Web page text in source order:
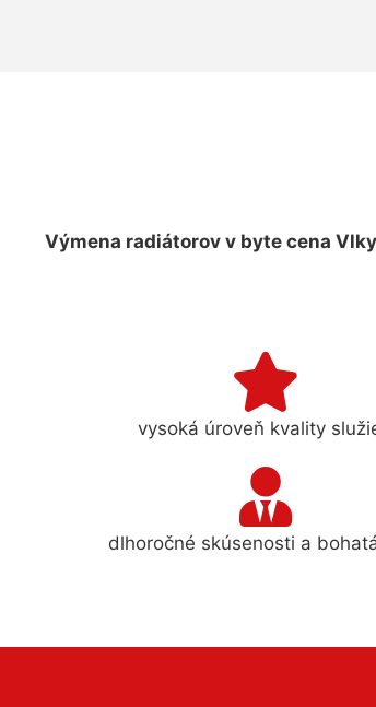
Výmena radiátorov v byte cena Vlky
vysoká úroveň kvality
dlhoročné skúsenosti a